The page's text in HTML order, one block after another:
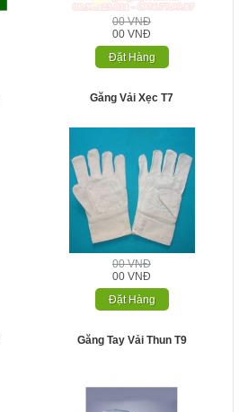
00 VNĐ
00 VNĐ
Đặt Hàng
Găng Vải Xẹc T7
00 VNĐ
00 VNĐ
Đặt Hàng
Găng Tay Vải Thun T9